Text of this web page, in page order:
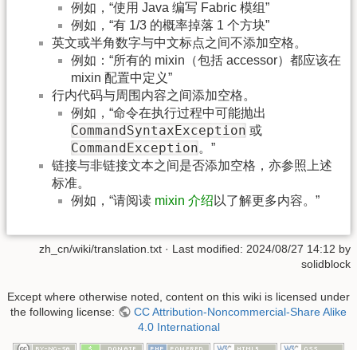
例如，“使用 Java 编写 Fabric 模组”
例如，“有 1/3 的概率掉落 1 个方块”
英文或半角数字与中文标点之间不添加空格。
例如：“所有的 mixin（包括 accessor）都应该在
mixin 配置中定义”
行内代码与周围内容之间添加空格。
例如，“命令在执行过程中可能抛出
CommandSyntaxException 或
CommandException。”
链接与非链接文本之间是否添加空格，亦参照上述
标准。
例如，“请阅读 mixin 介绍 以了解更多内容。”
zh_cn/wiki/translation.txt · Last modified: 2024/08/27 14:12 by
solidblock
Except where otherwise noted, content on this wiki is licensed under
the following license:
CC Attribution-Noncommercial-Share Alike
4.0 International